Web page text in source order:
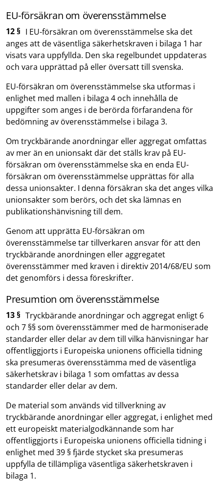
EU-försäkran om överensstämmelse
12 § I EU-försäkran om överensstämmelse ska det
anges att de väsentliga säkerhetskraven i bilaga 1 har
visats vara uppfyllda. Den ska regelbundet uppdateras
och vara upprättad på eller översatt till svenska.
EU-försäkran om överensstämmelse ska utformas i
enlighet med mallen i bilaga 4 och innehålla de
uppgifter som anges i de berörda förfarandena för
bedömning av överensstämmelse i bilaga 3.
Om tryckbärande anordningar eller aggregat omfattas
av mer än en unionsakt där det ställs krav på EU-
försäkran om överensstämmelse ska en enda EU-
försäkran om överensstämmelse upprättas för alla
dessa unionsakter. I denna försäkran ska det anges vilka
unionsakter som berörs, och det ska lämnas en
publikationshänvisning till dem.
Genom att upprätta EU-försäkran om
överensstämmelse tar tillverkaren ansvar för att den
tryckbärande anordningen eller aggregatet
överensstämmer med kraven i direktiv 2014/68/EU som
det genomförs i dessa föreskrifter.
Presumtion om överensstämmelse
13 § Tryckbärande anordningar och aggregat enligt 6
och 7 §§ som överensstämmer med de harmoniserade
standarder eller delar av dem till vilka hänvisningar har
offentliggjorts i Europeiska unionens officiella tidning
ska presumeras överensstämma med de väsentliga
säkerhetskrav i bilaga 1 som omfattas av dessa
standarder eller delar av dem.
De material som används vid tillverkning av
tryckbärande anordningar eller aggregat, i enlighet med
ett europeiskt materialgodkännande som har
offentliggjorts i Europeiska unionens officiella tidning i
enlighet med 39 § fjärde stycket ska presumeras
uppfylla de tillämpliga väsentliga säkerhetskraven i
bilaga 1.